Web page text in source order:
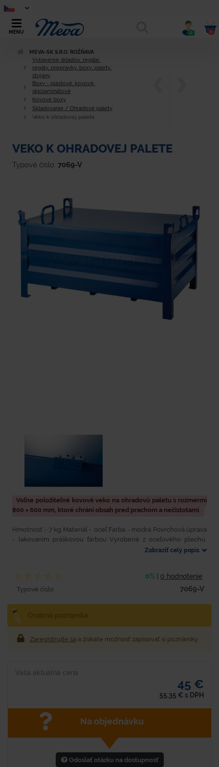
MENU 0 0
MEVA-SK S.R.O. ROŽŇAVA
Vybavenie skladov, regále,
regály, prepravky, boxy, palety,
stojany
Boxy - plastové, kovové,
sklolaminátové
Kovové boxy
Skladovanie / Ohradové palety
Veko k ohradovej palete
VEKO K OHRADOVEJ PALETE
Typové číslo: 7069-V
Voľne položiteľné kovové veko na ohradovú paletu s rozmermi
800 × 600 mm, ktoré chráni obsah pred prachom a nečistotami.
Hmotnosť - 7 kg Materiál - oceľ Farba - modrá Povrchová úprava
- lakovaním práškovou farbou Vyrobené z oceľového plechu.
Volne položiteľné veko. Chráni obsah ohradovej palety...
Zobraziť celý popis
0% 0 hodnotenie
Typové číslo 7069-V
Zaregistrujte sa a získate možnosť zapisovať si poznámky
Vaša aktuálna cena
45 €
55,35 € s DPH
Na objednávku
Odoslať otázku na dostupnosť